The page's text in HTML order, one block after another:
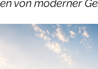
von moderner